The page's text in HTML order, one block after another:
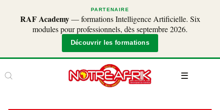
PARTENAIRE
RAF Academy— formations Intelligence Artificielle. Six
modules pour professionnels, dès septembre 2026.
Découvrir les formations